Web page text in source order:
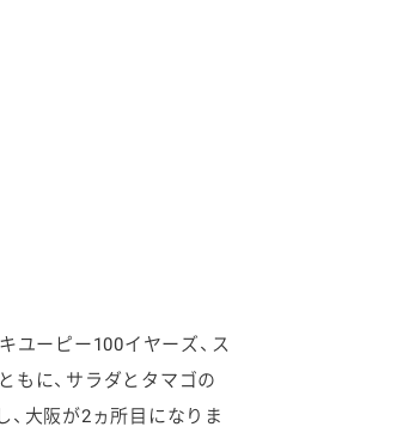
ユーピー100イヤーズ、ス
もに、サラダとタマゴの
、大阪が2ヵ所目になりま